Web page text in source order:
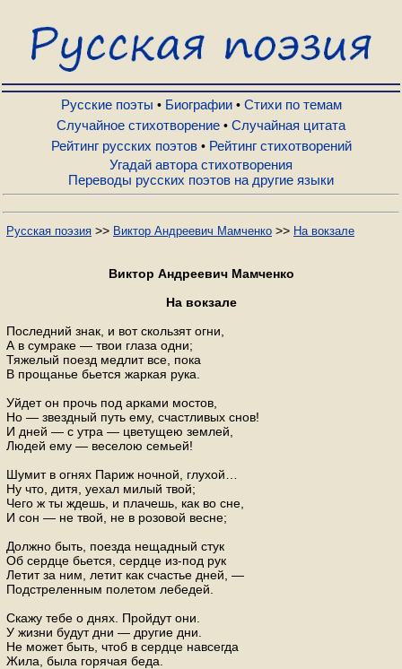
Русские поэты
Биографии
Стихи по темам
Случайное стихотворение
Рейтинг стихотворений
Русские поэты • Биографии• Стихи по темам
Случайное стихотворение • Случайная цитата
Рейтинг русских поэтов• Рейтинг стихотворений
Угадай автора стихотворения
Переводы русских поэтов на другие языки
Русская поэзия >> Виктор Андреевич Мамченко >> На вокзале
Виктор Андреевич Мамченко
На вокзале
Последний знак, и вот скользят огни,
А в сумраке — твои глаза одни;
Тяжелый поезд медлит все, пока
В прощанье бьется жаркая рука.
Уйдет он прочь под арками мостов,
Но — звездный путь ему, счастливых снов!
И дней — с утра — цветущею землей,
Людей ему — веселою семьей!
Шумит в огнях Париж ночной, глухой…
Ну что, дитя, уехал милый твой;
Чего ж ты ждешь, и плачешь, как во сне,
И сон — не твой, не в розовой весне;
Должно быть, поезда нещадный стук
Об сердце бьется, сердце из-под рук
Летит за ним, летит как счастье дней, —
Подстреленным полетом лебедей.
Скажу тебе о днях. Пройдут они.
У жизни будут дни — другие дни.
Не может быть, чтоб в сердце навсегда
Жила, была горячая беда.